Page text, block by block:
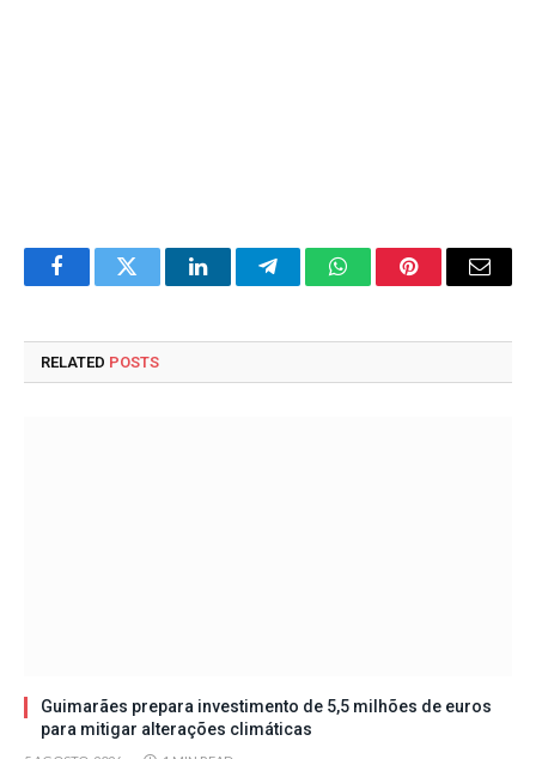
FacebookTwitter LinkedInTelegramWhatsAppPinterestEmail
RELATED POSTS
Guimarães prepara investimento de 5,5 milhões de euros
para mitigar alterações climáticas